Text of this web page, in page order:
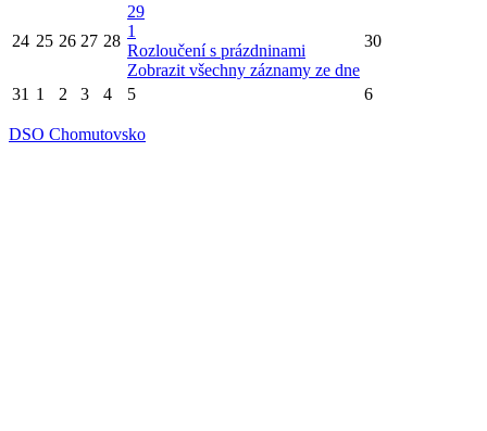
24 25 26 27 28
29
1
Rozloučení s prázdninami
Zobrazit všechny záznamy ze dne
30
31 1 2 3 4 5 6
DSO Chomutovsko